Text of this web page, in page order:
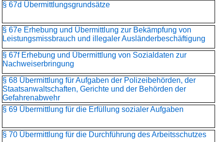
§ 67d Übermittlungsgrundsätze
§ 67e Erhebung und Übermittlung zur Bekämpfung von
Leistungsmissbrauch und illegaler Ausländerbeschäftigung
§ 67f Erhebung und Übermittlung von Sozialdaten zur
Nachweiserbringung
§ 68 Übermittlung für Aufgaben der Polizeibehörden, der
Staatsanwaltschaften, Gerichte und der Behörden der
Gefahrenabwehr
§ 69 Übermittlung für die Erfüllung sozialer Aufgaben
§ 70 Übermittlung für die Durchführung des Arbeitsschutzes